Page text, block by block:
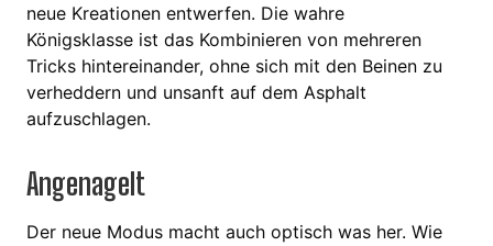
neue Kreationen entwerfen. Die wahre
Königsklasse ist das Kombinieren von mehreren
Tricks hintereinander, ohne sich mit den Beinen zu
verheddern und unsanft auf dem Asphalt
aufzuschlagen.
Angenagelt
Der neue Modus macht auch optisch was her. Wie